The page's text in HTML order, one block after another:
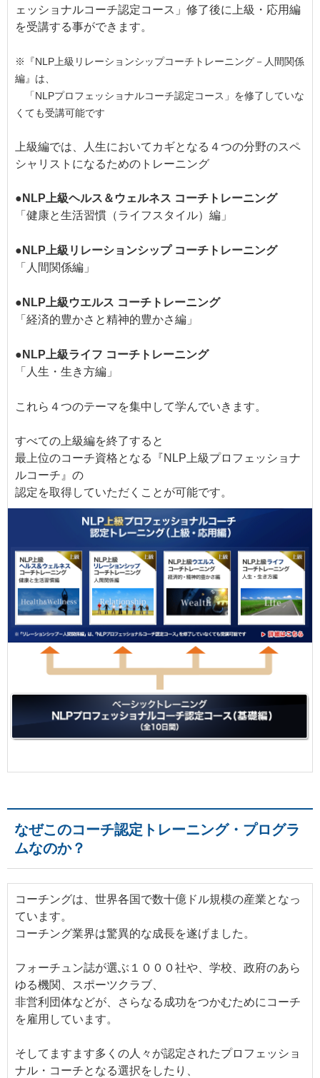
ェッショナルコーチ認定コース」修了後に 上級・応用編
を受講する事ができます。
※『NLP上級リレーションシップコーチトレーニング－人間関係
編』は、
「NLPプロフェッショナルコーチ認定コース」を修了していな
くても受講可能です
上級編では、人生においてカギとなる４つの分野のスペ
シャリストになるためのトレーニング
●NLP上級ヘルス＆ウェルネス コーチトレーニング
「健康と生活習慣（ライフスタイル）編」
●NLP上級リレーションシップ コーチトレーニング
「人間関係編」
●NLP上級ウエルス コーチトレーニング
「経済的豊かさと精神的豊かさ編」
●NLP上級ライフ コーチトレーニング
「人生・生き方編」
これら４つのテーマを集中して学んでいきます。
すべての上級編を終了すると
最上位のコーチ資格となる『NLP上級プロフェッショナ
ルコーチ』の
認定を取得していただくことが可能です。
なぜこのコーチ認定トレーニング・プログラ
ムなのか？
コーチングは、世界各国で数十億ドル規模の産業となっ
ています。
コーチング業界は驚異的な成長を遂げました。
フォーチュン誌が選ぶ１０００社や、学校、政府のあら
ゆる機関、スポーツクラブ、
非営利団体などが、さらなる成功をつかむためにコーチ
を雇用しています。
そしてますます多くの人々が認定されたプロフェッショ
ナル・コーチとなる選択をしたり、